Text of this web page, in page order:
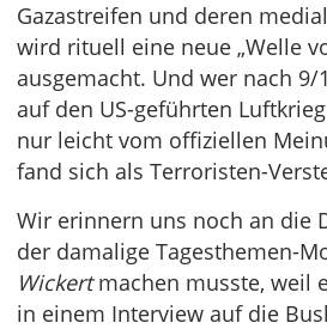
Gazastreifen und deren
wird rituell eine neue „Welle
ausgemacht. Und wer nach
auf den US-geführten
nur leicht vom offiziellen
fand sich als Terroristen-
Wir erinnern uns noch an die
der damalige Tagesthemen-
Wickertmachen musste, weil
in einem Interview auf die